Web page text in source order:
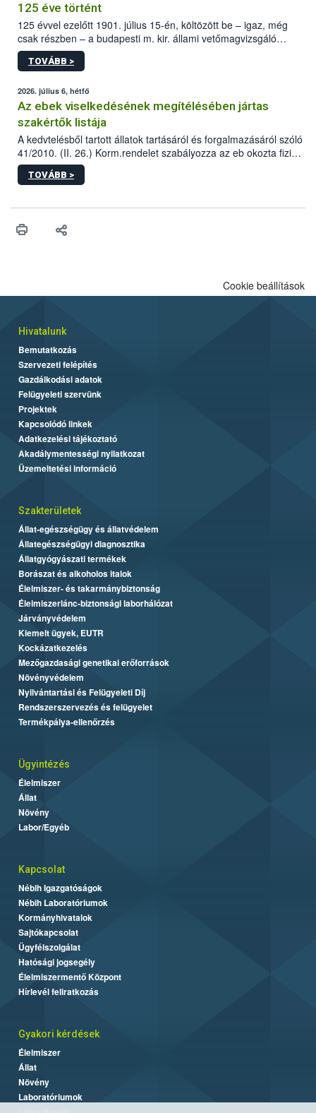
125 éve történt
125 évvel ezelőtt 1901. július 15-én, költözött be – igaz, még
csak részben – a budapesti m. kir. állami vetőmagvizsgáló
állomás a Kis Rókus utca 15. szám alatti, Czigler Győző által
tervezett új épületébe.
TOVÁBB >
2026. július 6, hétfő
Az ebek viselkedésének megítélésében jártas
szakértők listája
A kedvtelésből tartott állatok tartásáról és forgalmazásáról szóló
41/2010. (II. 26.) Korm.rendelet szabályozza az eb okozta fizikai
sérülés, illetve ennek veszélye keletkezésekor felmerülő
hatósági feladatokat, valamint a veszélyes eb tartását és annak
vonni az ebek viselkedésének megítélésében jártas szakértőt.
TOVÁBB >
Cookie beállítások
Hivatalunk
Bemutatkozás
Szervezeti felépítés
Gazdálkodási adatok
Felügyeleti szervünk
Projektek
Kapcsolódó linkek
Adatkezelési tájékoztató
Akadálymentességi nyilatkozat
Üzemeltetési információ
Szakterületek
Állat-egészségügy és állatvédelem
Állategészségügyi diagnosztika
Állatgyógyászati termékek
Borászat és alkoholos italok
Élelmiszer- és takarmánybiztonság
Élelmiszerlánc-biztonsági laborhálózat
Járványvédelem
Kiemelt ügyek, EUTR
Kockázatkezelés
Mezőgazdasági genetikai erőforrások
Növényvédelem
Nyilvántartási és Felügyeleti Díj
Rendszerszervezés és felügyelet
Termékpálya-ellenőrzés
Ügyintézés
Élelmiszer
Állat
Növény
Labor/Egyéb
Kapcsolat
Nébih Igazgatóságok
Nébih Laboratóriumok
Kormányhivatalok
Sajtókapcsolat
Ügyfélszolgálat
Hatósági jogsegély
Élelmiszermentő Központ
Hírlevél feliratkozás
Gyakori kérdések
Élelmiszer
Állat
Növény
Laboratóriumok